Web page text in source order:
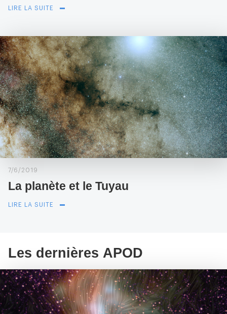
LIRE LA SUITE
7/6/2019
La planète et le Tuyau
LIRE LA SUITE
Les dernières APOD